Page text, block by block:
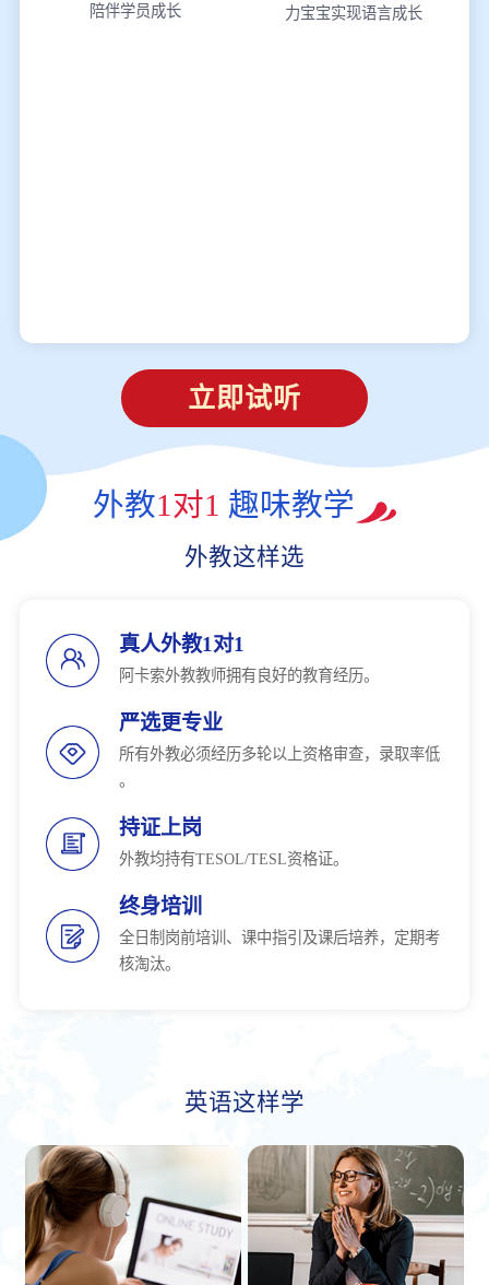
陪伴学员成长
力宝宝实现语言成长
立即试听
外教1对1 趣味教学
外教这样选
真人外教1对1
阿卡索外教教师拥有良好的教育经历。
严选更专业
所有外教必须经历多轮以上资格审查，录取率低
。
持证上岗
外教均持有TESOL/TESL资格证。
终身培训
全日制岗前培训、课中指引及课后培养，定期考
核淘汰。
英语这样学